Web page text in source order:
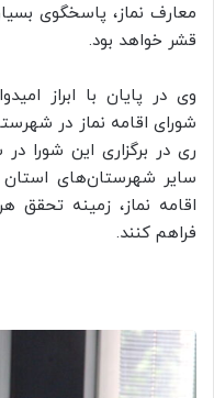
معارف نماز، پاسخگوی
قشر خواهد بود.
وی در پایان با ابراز
شورای اقامه نماز در
ری در برگزاری این شورا
سایر شهرستان‌های استان
اقامه نماز، زمینه تحقق
فراهم کنند.